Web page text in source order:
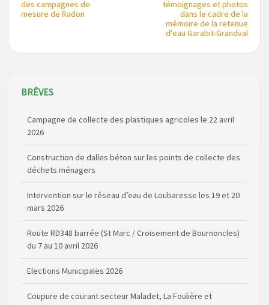
des campagnes de
mesure de Radon
témoignages et photos
dans le cadre de la
mémoire de la retenue
d'eau Garabit-Grandval
BRÊVES
Construction de dalles béton sur les points de collecte des
Intervention sur le réseau d’eau de Loubaresse les 19 et 20
Route RD348 barrée (St Marc / Croisement de Bournoncles)
Elections Municipales 2026
Coupure de courant secteur Maladet, La Foulière et